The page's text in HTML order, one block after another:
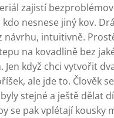
zajistí
nesnese jiný kov.
návrhu, intuitivně.
na kovadlině bez
Jen když chci vytvořit
ale jde to. Člověk
stejné a ještě dělat
se pak vplétají kousky